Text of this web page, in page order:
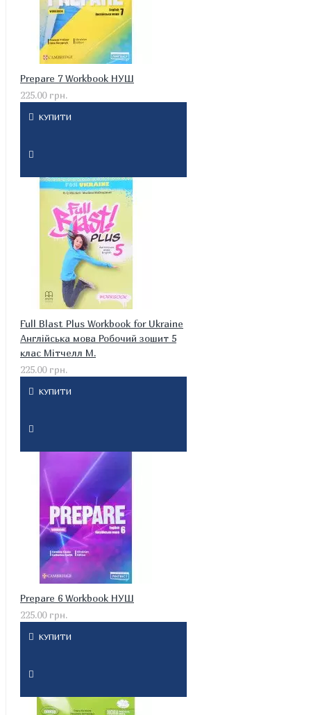
Prepare 7 Workbook НУШ
225.00 грн.
КУПИТИ
Full Blast Plus Workbook for Ukraine
Англійська мова Робочий зошит 5
клас Мітчелл М.
225.00 грн.
КУПИТИ
Prepare 6 Workbook НУШ
225.00 грн.
КУПИТИ